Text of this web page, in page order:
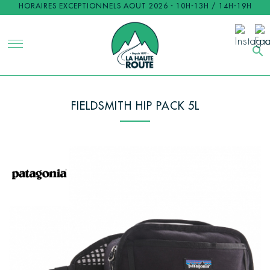
HORAIRES EXCEPTIONNELS AOUT 2026 - 10H-13H / 14H-19H
search
FIELDSMITH HIP PACK 5L